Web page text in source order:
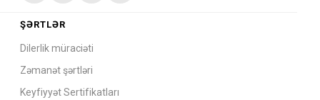
ŞƏRTLƏR
Dilerlik müraciəti
Zəmanət şərtləri
Keyfiyyət Sertifikatları